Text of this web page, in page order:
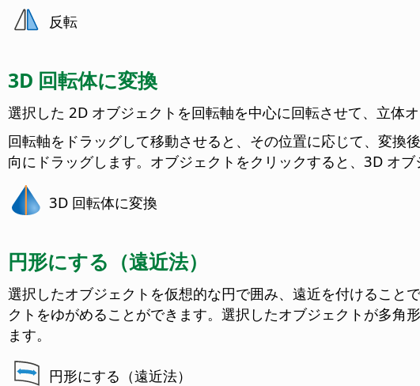
反転
3D 回転体に変換
選択した 2D オブジェクトを回転軸を中心に回転させて、立体オ
回転軸をドラッグして移動させると、その位置に応じて、変
向にドラッグします。オブジェクトをクリックすると、3D オブ
3D 回転体に変換
円形にする（遠近法）
選択したオブジェクトを仮想的な円で囲み、遠近を付けること
クトをゆがめることができます。 選択したオブジェクトが多角
ます。
円形にする（遠近法）